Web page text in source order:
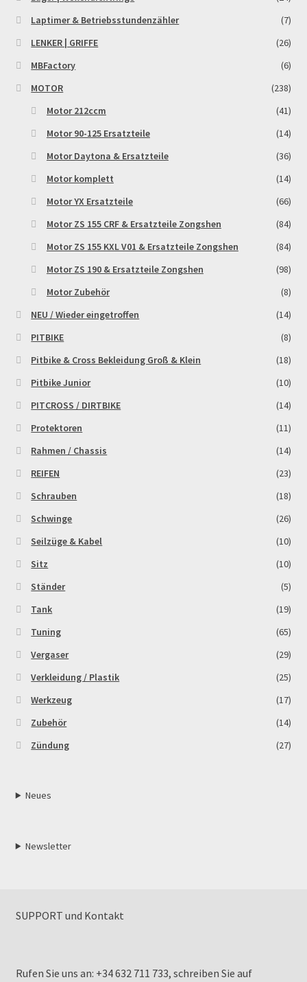
Shop
Sign Up
Términos y Condiciones Generales
Warenkorb
Widerrufsbelehrung & -formular
Zahlungsarten
Laptimer & Betriebsstundenzähler
(7)
LENKER | GRIFFE
(26)
MBFactory
(6)
MOTOR
(238)
Motor 212ccm
(41)
Motor 90-125 Ersatzteile
(14)
Motor Daytona & Ersatzteile
(36)
Motor komplett
(14)
Motor YX Ersatzteile
(66)
Motor ZS 155 CRF & Ersatzteile Zongshen
(84)
Motor ZS 155 KXL V01 & Ersatzteile Zongshen
(84)
Motor ZS 190 & Ersatzteile Zongshen
(98)
Motor Zubehör
(8)
NEU / Wieder eingetroffen
(14)
PITBIKE
(8)
Pitbike & Cross Bekleidung Groß & Klein
(18)
Pitbike Junior
(10)
PITCROSS / DIRTBIKE
(14)
Protektoren
(11)
Rahmen / Chassis
(14)
REIFEN
(23)
Schrauben
(18)
Schwinge
(26)
Seilzüge & Kabel
(10)
Sitz
(10)
Ständer
(5)
Tank
(19)
Tuning
(65)
Vergaser
(29)
Verkleidung / Plastik
(25)
Werkzeug
(17)
Zubehör
(14)
Zündung
(27)
Neues
Newsletter
SUPPORT und Kontakt
Rufen Sie uns an: +34 632 711 733, schreiben Sie auf